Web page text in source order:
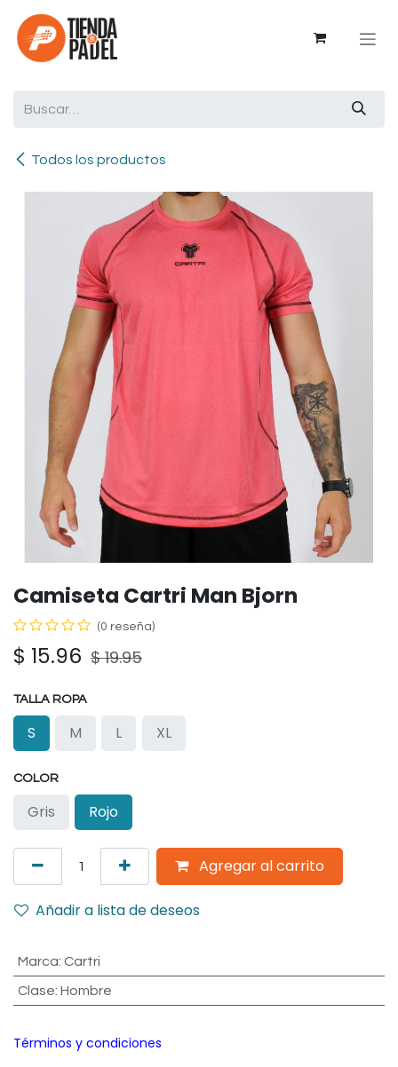
Ir al contenido
Todos los productos
Camiseta Cartri Man Bjorn
(0 reseña)
$ 15.96 $19.95
TALLA ROPA
S M L XL
COLOR
Gris Rojo
Agregar al carrito
Añadir a lista de deseos
Marca: Cartri
Clase: Hombre
Términos y condiciones